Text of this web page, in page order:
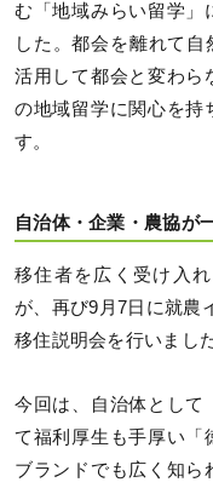
む「地域みらい留学」
した。都会を離れて
活用して都会と変わら
の地域留学に関心を持
す。
自治体・企業・農協が
移住者を広く受け入
が、再び9月7日に就農
移住説明会を行いました
今回は、自治体として
て福利厚生も手厚い「
ブランドでも広く知ら